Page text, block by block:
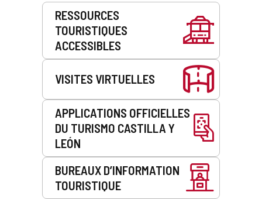
Prestations
RESSOURCES
TOURISTIQUES
ACCESSIBLES
VISITES VIRTUELLES
APPLICATIONS OFFICIELLES
DU TURISMO CASTILLA Y
LEÓN
BUREAUX D’INFORMATION
TOURISTIQUE